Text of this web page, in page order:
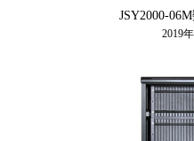
JSY2000-
2019